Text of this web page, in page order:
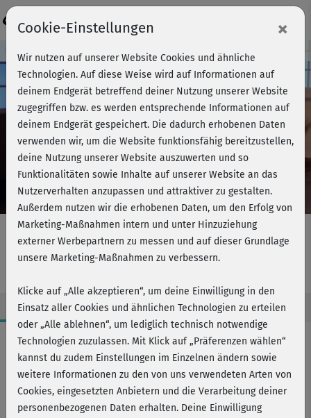
Play
Video
Kursvorschau - Jetzt mitmachen!
Barbaras BBP - komplett
Workout-Facts
mittelschwer
41 Min
235 kcal
Cookie-Einstellungen ×
Wir nutzen auf unserer Website Cookies und ähnliche
Technologien. Auf diese Weise wird auf Informationen auf
deinem Endgerät betreffend deiner Nutzung unserer Website
zugegriffen bzw. es werden entsprechende Informationen auf
deinem Endgerät gespeichert. Die dadurch erhobenen Daten
verwenden wir, um die Website funktionsfähig bereitzustellen,
deine Nutzung unserer Website auszuwerten und so
Funktionalitäten sowie Inhalte auf unserer Website an das
Nutzerverhalten anzupassen und attraktiver zu gestalten.
Außerdem nutzen wir die erhobenen Daten, um den Erfolg von
Marketing-Maßnahmen intern und unter Hinzuziehung
externer Werbepartnern zu messen und auf dieser Grundlage
unsere Marketing-Maßnahmen zu verbessern.
Klicke auf „Alle akzeptieren“, um deine Einwilligung in den
Einsatz aller Cookies und ähnlichen Technologien zu erteilen
oder „Alle ablehnen“, um lediglich technisch notwendige
Technologien zuzulassen. Mit Klick auf „Präferenzen wählen“
kannst du zudem Einstellungen im Einzelnen ändern sowie
weitere Informationen zu den von uns verwendeten Arten von
Cookies, eingesetzten Anbietern und die Verarbeitung deiner
personenbezogenen Daten erhalten. Deine Einwilligung